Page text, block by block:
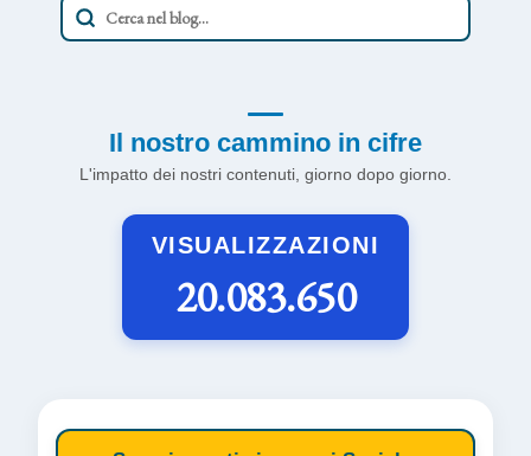
Il nostro cammino in cifre
L'impatto dei nostri contenuti, giorno dopo giorno.
VISUALIZZAZIONI
20.083.650